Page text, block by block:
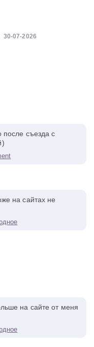
30-07-2026
после съезда с
на сайтах не
на сайте от меня